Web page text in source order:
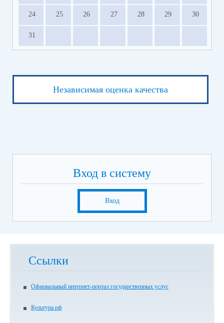
24 25 26 27 28 29 30
31
Независимая оценка качества
Вход в систему
Вход
Ссылки
Официальный интернет-портал государственных услуг
Культура.рф